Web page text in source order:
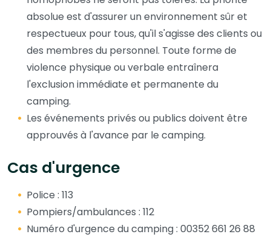
absolue est d'assurer un environnement sûr et
respectueux pour tous, qu'il s'agisse des clients ou
des membres du personnel. Toute forme de
violence physique ou verbale entraînera
l'exclusion immédiate et permanente du
camping.
Les événements privés ou publics doivent être
approuvés à l'avance par le camping.
Cas d'urgence
Police : 113
Pompiers/ambulances : 112
Numéro d'urgence du camping : 00352 661 26 88